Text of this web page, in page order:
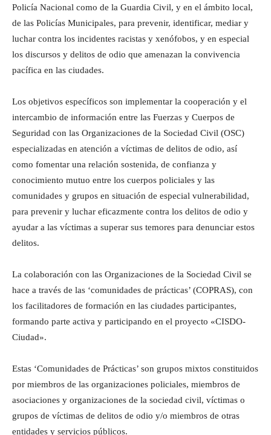
Policía Nacional como de la Guardia Civil, y en el ámbito local,
de las Policías Municipales, para prevenir, identificar, mediar y
luchar contra los incidentes racistas y xenófobos, y en especial
los discursos y delitos de odio que amenazan la convivencia
pacífica en las ciudades.
Los objetivos específicos son implementar la cooperación y el
intercambio de información entre las Fuerzas y Cuerpos de
Seguridad con las Organizaciones de la Sociedad Civil (OSC)
especializadas en atención a víctimas de delitos de odio, así
como fomentar una relación sostenida, de confianza y
conocimiento mutuo entre los cuerpos policiales y las
comunidades y grupos en situación de especial vulnerabilidad,
para prevenir y luchar eficazmente contra los delitos de odio y
ayudar a las víctimas a superar sus temores para denunciar estos
delitos.
La colaboración con las Organizaciones de la Sociedad Civil se
hace a través de las ‘comunidades de prácticas’ (COPRAS), con
los facilitadores de formación en las ciudades participantes,
formando parte activa y participando en el proyecto «CISDO-
Ciudad».
Estas ‘Comunidades de Prácticas’ son grupos mixtos constituidos
por miembros de las organizaciones policiales, miembros de
asociaciones y organizaciones de la sociedad civil, víctimas o
grupos de víctimas de delitos de odio y/o miembros de otras
entidades y servicios públicos.